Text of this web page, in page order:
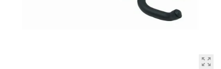
zoom_out_map